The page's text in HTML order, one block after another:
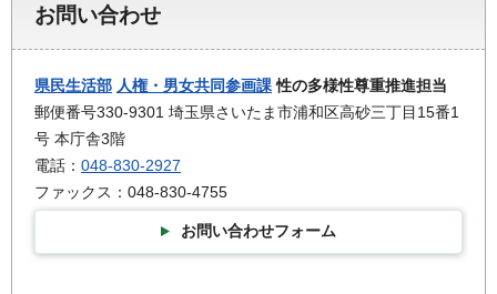
お問い合わせ
県民生活部 人権・男女共同参画課性の多様性尊重推進担当
郵便番号330-9301 埼玉県さいたま市浦和区高砂三丁目15番1
号 本庁舎3階
電話： 048-830-2927
ファックス：048-830-4755
お問い合わせフォーム